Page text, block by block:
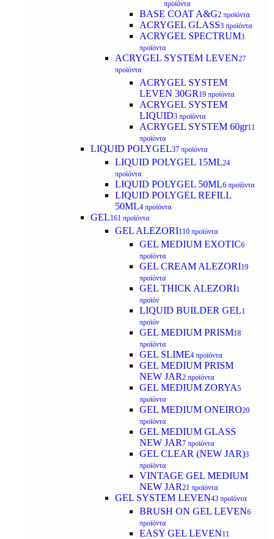
προϊόντα
BASE COAT A&G2 προϊόντα
ACRYGEL GLASS3 προϊόντα
ACRYGEL SPECTRUM3
προϊόντα
ACRYGEL SYSTEM LEVEN27
προϊόντα
ACRYGEL SYSTEM
LEVEN 30GR 19 προϊόντα
ACRYGEL SYSTEM
LIQUID3 προϊόντα
ACRYGEL SYSTEM 60gr11
προϊόντα
LIQUID POLYGEL37 προϊόντα
LIQUID POLYGEL 15ML24
προϊόντα
LIQUID POLYGEL 50ML6 προϊόντα
LIQUID POLYGEL REFILL
50ML4 προϊόντα
GEL161 προϊόντα
GEL ALEZORI110 προϊόντα
GEL MEDIUM EXOTIC6
προϊόντα
GEL CREAM ALEZORI19
προϊόντα
GEL THICK ALEZORI1
προϊόν
LIQUID BUILDER GEL1
προϊόν
GEL MEDIUM PRISM18
προϊόντα
GEL SLIME4 προϊόντα
GEL MEDIUM PRISM
NEW JAR2 προϊόντα
GEL MEDIUM ZORYA5
προϊόντα
GEL MEDIUM ONEIRO20
προϊόντα
GEL MEDIUM GLASS
NEW JAR7 προϊόντα
GEL CLEAR (NEW JAR)3
προϊόντα
VINTAGE GEL MEDIUM
NEW JAR21 προϊόντα
GEL SYSTEM LEVEN43 προϊόντα
BRUSH ON GEL LEVEN6
προϊόντα
EASY GEL LEVEN11